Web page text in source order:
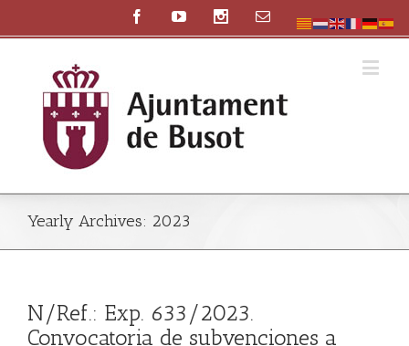
Yearly Archives: 2023
N/Ref.: Exp. 633/2023.
Convocatoria de subvenciones a